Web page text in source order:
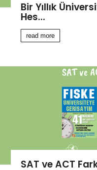
Bir Yıllık
Hes...
read more
SAT ve ACT